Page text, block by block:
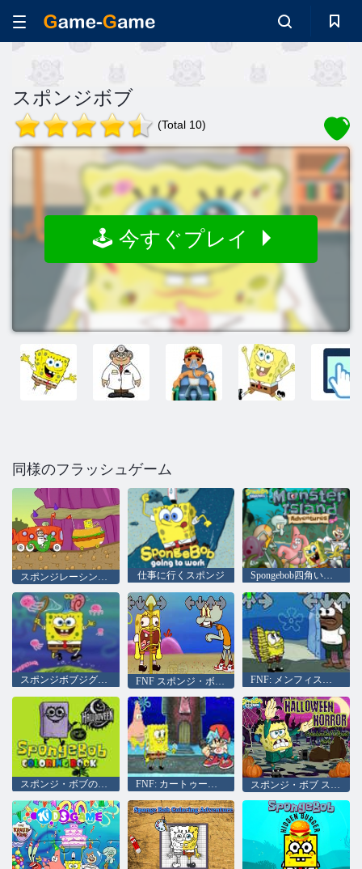
スポンジボブ
(Total 10)
🕹️ 今すぐプレイ
同様のフラッシュゲーム
スポンジレーシング大会 仕事に行くスポンジ Spongebob四角い怪物島の冒険
スポンジボブジグソーパズル FNF: メンフィス・ファンキン
スポンジ・ボブのハロウィン塗り絵 FNF: カートゥーン クラッシュ スポンジ・ボブ スクエアパンツ ハロウィンホラー フランケンボブのクエスト パート1